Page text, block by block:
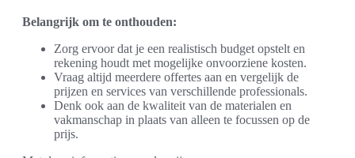
Belangrijk om te onthouden:
Zorg ervoor dat je een realistisch budget opstelt en
rekening houdt met mogelijke onvoorziene kosten.
Vraag altijd meerdere offertes aan en vergelijk de
prijzen en services van verschillende professionals.
Denk ook aan de kwaliteit van de materialen en
vakmanschap in plaats van alleen te focussen op de
prijs.